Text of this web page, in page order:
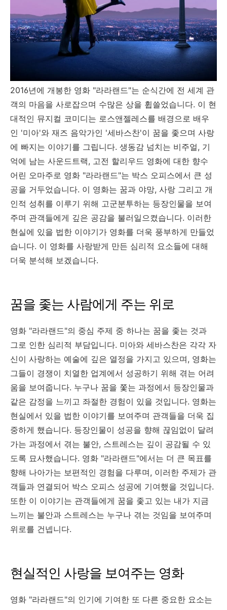
2016년에 개봉한 영화 "라라랜드"는 순식간에 전 세계 관
객의 마음을 사로잡으며 수많은 상을 휩쓸었습니다. 이 현
대적인 뮤지컬 코미디는 로스앤젤레스를 배경으로 배우
인 '미아'와 재즈 음악가인 '세바스찬'이 꿈을 좇으며 사랑
에 빠지는 이야기를 그립니다. 생동감 넘치는 비주얼, 기
억에 남는 사운드트랙, 고전 할리우드 영화에 대한 향수
어린 오마주로 영화 "라라랜드"는 박스 오피스에서 큰 성
공을 거두었습니다. 이 영화는 꿈과 야망, 사랑 그리고 개
인적 성취를 이루기 위해 고군분투하는 등장인물을 보여
주며 관객들에게 깊은 공감을 불러일으켰습니다. 이러한
현실에 있을 법한 이야기가 영화를 더욱 풍부하게 만들었
습니다. 이 영화를 사랑받게 만든 심리적 요소들에 대해
더욱 분석해 보겠습니다.
꿈을 좇는 사람에게 주는 위로
영화 "라라랜드"의 중심 주제 중 하나는 꿈을 좇는 것과
그로 인한 심리적 부담입니다. 미아와 세바스찬은 각각 자
신이 사랑하는 예술에 깊은 열정을 가지고 있으며, 영화는
그들이 경쟁이 치열한 업계에서 성공하기 위해 겪는 어려
움을 보여줍니다. 누구나 꿈을 쫓는 과정에서 등장인물과
같은 감정을 느끼고 좌절한 경험이 있을 것입니다. 영화는
현실에서 있을 법한 이야기를 보여주며 관객들을 더욱 집
중하게 했습니다. 등장인물이 성공을 향해 끊임없이 달려
가는 과정에서 겪는 불안, 스트레스는 깊이 공감될 수 있
도록 묘사했습니다. 영화 "라라랜드"에서는 더 큰 목표를
향해 나아가는 보편적인 경험을 다루며, 이러한 주제가 관
객들과 연결되어 박스 오피스 성공에 기여했을 것입니다.
또한 이 이야기는 관객들에게 꿈을 좇고 있는 내가 지금
느끼는 불안과 스트레스는 누구나 겪는 것임을 보여주며
위로를 건넵니다.
현실적인 사랑을 보여주는 영화
영화 "라라랜드"의 인기에 기여한 또 다른 중요한 요소는